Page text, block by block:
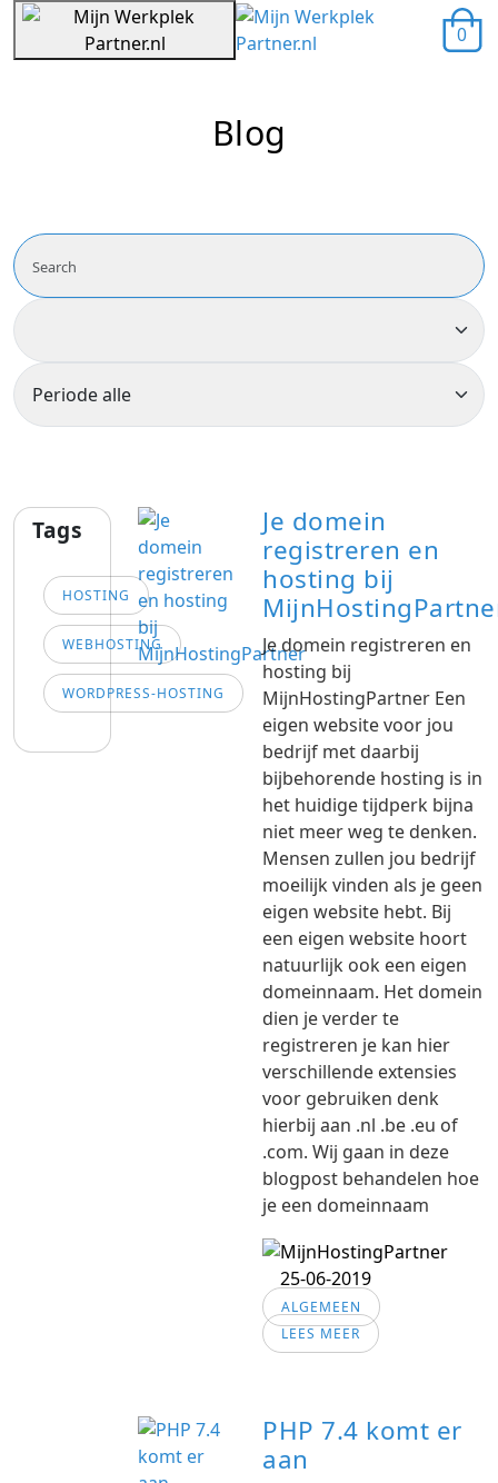
0
Blog
Tags
HOSTING
WEBHOSTING
WORDPRESS-HOSTING
Je domein
registreren en
hosting bij
Je domein registreren en
hosting bij
MijnHostingPartner Een
eigen website voor jou
bedrijf met daarbij
bijbehorende hosting is in
het huidige tijdperk bijna
niet meer weg te denken.
Mensen zullen jou bedrijf
moeilijk vinden als je geen
eigen website hebt. Bij
een eigen website hoort
natuurlijk ook een eigen
domeinnaam. Het domein
dien je verder te
registreren je kan hier
verschillende extensies
voor gebruiken denk
hierbij aan .nl .be .eu of
.com. Wij gaan in deze
blogpost behandelen hoe
je een domeinnaam
25-06-2019
ALGEMEEN
LEES MEER
PHP 7.4 komt er
aan